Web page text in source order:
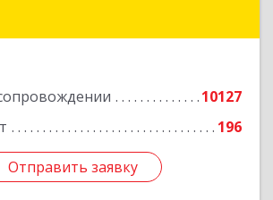
10127
196
Отправить заявку
обл, Иркутск г, Ямская ул,
Отправить заявку